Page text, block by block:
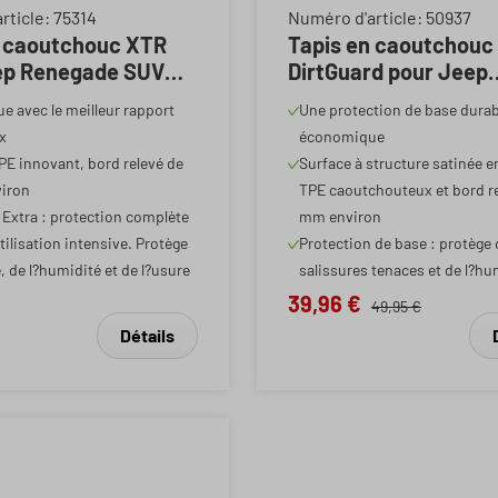
de 5 sur 5 étoiles
75314
XTR
Renegade SUV
avec le meilleur rapport
innovant, bord relevé de
: protection complète
intensive. Protège
de l?humidité et de l?usure
Détails
Numéro d'article: 50937
Tapis en caoutchouc
DirtGuard pour Jeep
Avenger (J2) 12/
Une protection de base
économique
Surface à structure satinée
TPE caoutchouteux et bord
mm environ
Protection de base : protège
salissures tenaces et de
39,96 € 49,95 €